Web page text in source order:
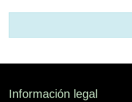
Información legal